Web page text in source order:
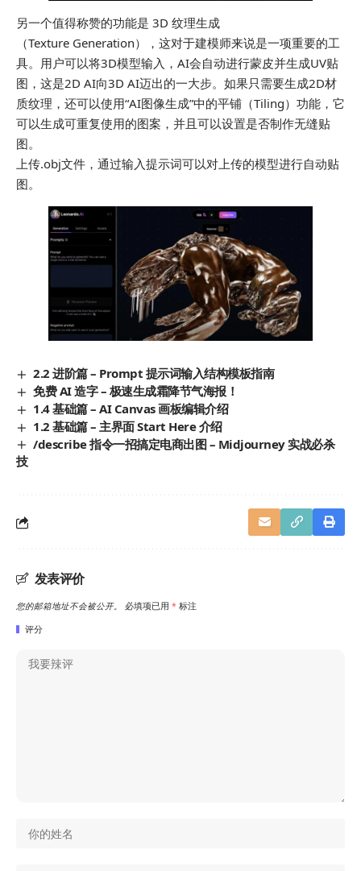
另一个值得称赞的功能是 3D 纹理生成
（Texture Generation），这对于建模师来说是一项重要的工
具。用户可以将3D模型输入，AI会自动进行蒙皮并生成UV贴
图，这是2D AI向3D AI迈出的一大步。如果只需要生成2D材
质纹理，还可以使用“AI图像生成”中的平铺（Tiling）功能，它
可以生成可重复使用的图案，并且可以设置是否制作无缝贴
图。
上传.obj文件，通过输入提示词可以对上传的模型进行自动贴
图。
2.2 进阶篇 – Prompt 提示词输入结构模板指南
免费 AI 造字 – 极速生成霜降节气海报！
1.4 基础篇 – AI Canvas 画板编辑介绍
1.2 基础篇 – 主界面 Start Here 介绍
/describe 指令一招搞定电商出图 – Midjourney 实战必杀
技
发表评价
您的邮箱地址不会被公开。 必填项已用 * 标注
评分